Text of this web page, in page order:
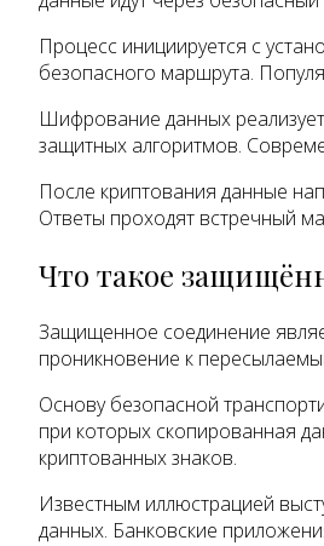
Процесс инициируется с
безопасного маршрута.
Шифрование данных
защитных алгоритмов.
После криптования данные
Ответы проходят встречный
Что такое
Защищенное соединение
проникновение к
Основу безопасной
при которых скопированная
криптованных знаков.
Известным иллюстрацией
данных. Банковские